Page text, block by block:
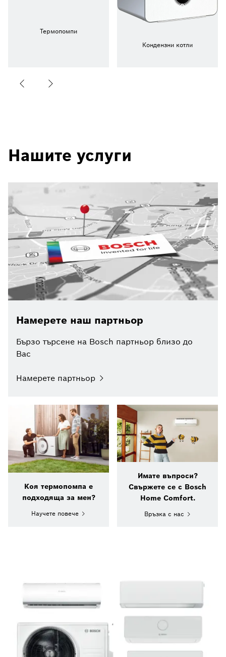
Термопомпи
Кондензни котли
Нашите услуги
Намерете наш партньор
Бързо търсене на Bosch партньор близо до
Вас
Намерете партньор
Коя термопомпа е
подходяща за мен?
Научете повече
Имате въпроси?
Свържете се с Bosch
Home Comfort.
Връзка с нас